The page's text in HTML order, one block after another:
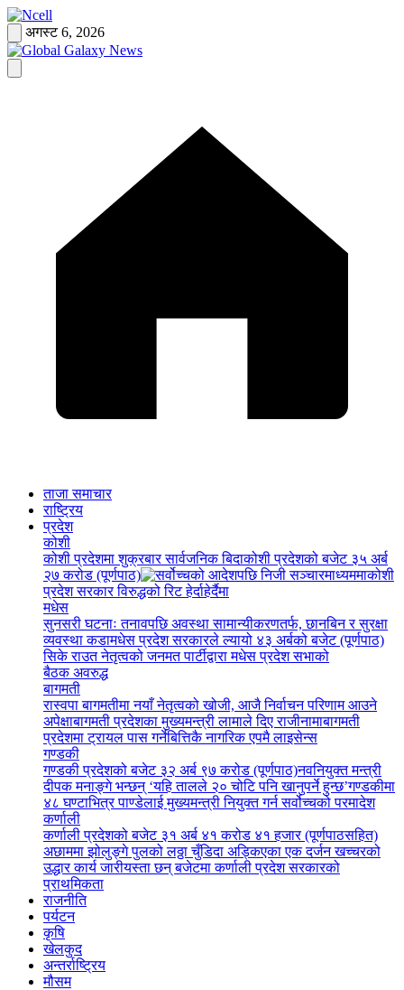
Skip
to
content
अगस्ट 6, 2026
ताजा समाचार
राष्ट्रिय
प्रदेश
कोशी
कोशी प्रदेशमा शुक्रबार सार्वजनिक बिदाकोशी प्रदेशको बजेट ३५ अर्ब
२७ करोड (पूर्णपाठ)
कोशी
प्रदेश सरकार विरुद्धको रिट हेर्दाहेर्दैमा
मधेस
सुनसरी घटनाः तनावपछि अवस्था सामान्यीकरणतर्फ, छानबिन र सुरक्षा
व्यवस्था कडामधेस प्रदेश सरकारले ल्यायो ४३ अर्बको बजेट (पूर्णपाठ)
सिके राउत नेतृत्वको जनमत पार्टीद्वारा मधेस प्रदेश सभाको
बैठक अवरुद्ध
बागमती
रास्वपा बागमतीमा नयाँ नेतृत्वको खोजी, आजै निर्वाचन परिणाम आउने
अपेक्षाबागमती प्रदेशका मुख्यमन्त्री लामाले दिए राजीनामाबागमती
प्रदेशमा ट्रायल पास गर्नेबित्तिकै नागरिक एपमै लाइसेन्स
गण्डकी
गण्डकी प्रदेशको बजेट ३२ अर्ब ९७ करोड (पूर्णपाठ)नवनियुक्त मन्त्री
दीपक मनाङ्गे भन्छन् ‘यहि तालले २० चोटि पनि खानुपर्ने हुन्छ’गण्डकीमा
४८ घण्टाभित्र पाण्डेलाई मुख्यमन्त्री नियुक्त गर्न सर्वोच्चको परमादेश
कर्णाली
कर्णाली प्रदेशको बजेट ३१ अर्ब ४१ करोड ४१ हजार (पूर्णपाठसहित)
अछाममा झोलुङ्गे पुलको लठ्ठा चुँडिदा अड्किएका एक दर्जन खच्चरको
उद्धार कार्य जारीयस्ता छन् बजेटमा कर्णाली प्रदेश सरकारको
प्राथमिकता
राजनीति
पर्यटन
कृषि
खेलकुद
अन्तर्राष्ट्रिय
मौसम